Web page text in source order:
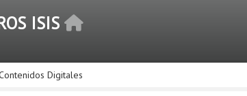
ISIS
Digitales